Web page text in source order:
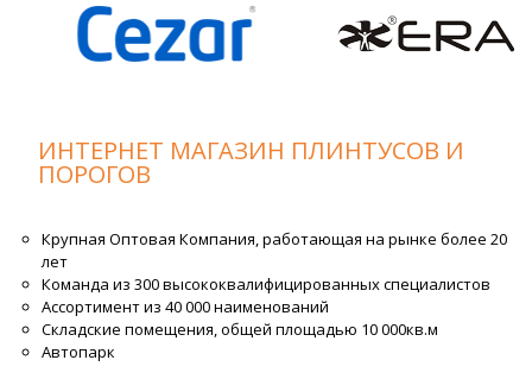
ИНТЕРНЕТ МАГАЗИН ПЛИНТУСОВ И
ПОРОГОВ
Крупная Оптовая Компания, работающая на рынке более 20
лет
Команда из 300 высококвалифицированных специалистов
Ассортимент из 40 000 наименований
Складские помещения, общей площадью 10 000кв.м
Автопарк